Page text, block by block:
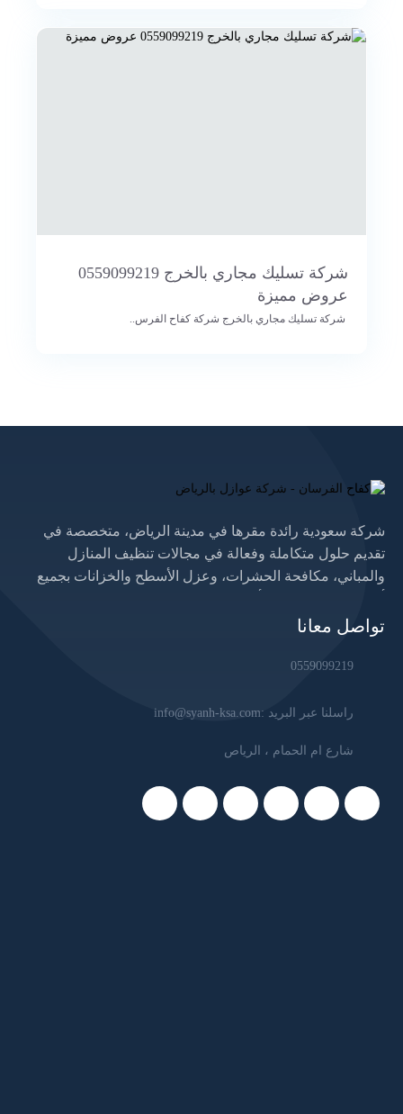
شركة تسليك مجاري بالخرج 0559099219
عروض مميزة
شركة تسليك مجاري بالخرج شركة كفاح الفرس..
شركة سعودية رائدة مقرها في مدينة الرياض، متخصصة في
تقديم حلول متكاملة وفعالة في مجالات تنظيف المنازل
والمباني، مكافحة الحشرات، وعزل الأسطح والخزانات بجميع
فريق عمل مؤهل يستخدم أحدث المعدات والتقنيات، مع الالتزام
والمناطق المجاورة، ونفخر بثقتهم المتزايدة في خدماتنا.
تواصل معانا
0559099219
راسلنا عبر البريد :info@syanh-ksa.com
شارع ام الحمام ، الرياص